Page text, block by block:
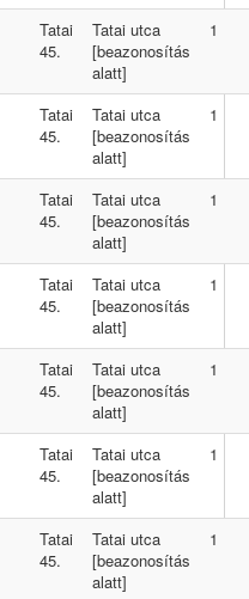
Tatai
45.
Tatai utca
[beazonosítás
alatt]
1
Tatai
45.
Tatai utca
[beazonosítás
alatt]
1
Tatai
45.
Tatai utca
[beazonosítás
alatt]
1
Tatai
45.
Tatai utca
[beazonosítás
alatt]
1
Tatai
45.
Tatai utca
[beazonosítás
alatt]
1
Tatai
45.
Tatai utca
[beazonosítás
alatt]
1
Tatai
45.
Tatai utca
[beazonosítás
alatt]
1